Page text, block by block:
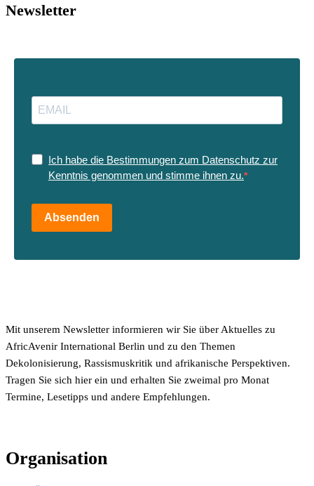
Newsletter
Ich habe die Bestimmungen zum Datenschutz zur
Kenntnis genommen und stimme ihnen zu.
Absenden
Mit unserem Newsletter informieren wir Sie über Aktuelles zu
AfricAvenir International Berlin und zu den Themen
Dekolonisierung, Rassismuskritik und afrikanische Perspektiven.
Tragen Sie sich hier ein und erhalten Sie zweimal pro Monat
Termine, Lesetipps und andere Empfehlungen.
Organisation